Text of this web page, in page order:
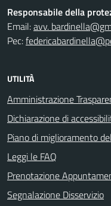
Responsabile della
Email:avv.
Pec:
UTILITÀ
Amministrazione
Dichiarazione di
Piano di miglioramento
Leggi le FAQ
Prenotazione
Segnalazione Disservizio